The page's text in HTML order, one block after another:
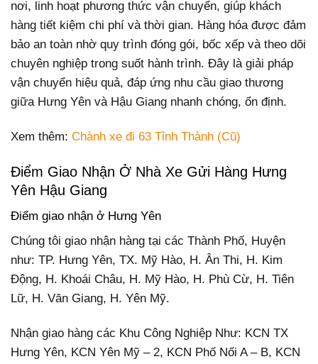
nơi, linh hoạt phương thức vận chuyển, giúp khách
hàng tiết kiệm chi phí và thời gian. Hàng hóa được đảm
bảo an toàn nhờ quy trình đóng gói, bốc xếp và theo dõi
chuyên nghiệp trong suốt hành trình. Đây là giải pháp
vận chuyển hiệu quả, đáp ứng nhu cầu giao thương
giữa Hưng Yên và Hậu Giang nhanh chóng, ổn định.
Xem thêm: Chành xe đi 63 Tỉnh Thành (Cũ)
Điểm Giao Nhận Ở Nhà Xe Gửi Hàng Hưng
Yên Hậu Giang
Điểm giao nhận ở Hưng Yên
Chúng tôi giao nhận hàng tại các Thành Phố, Huyện
như: TP. Hưng Yên, TX. Mỹ Hào, H. Ân Thi, H. Kim
Động, H. Khoái Châu, H. Mỹ Hào, H. Phù Cừ, H. Tiên
Lữ, H. Văn Giang, H. Yên Mỹ.
Nhận giao hàng các Khu Công Nghiệp Như: KCN TX
Hưng Yên, KCN Yên Mỹ – 2, KCN Phố Nối A – B, KCN